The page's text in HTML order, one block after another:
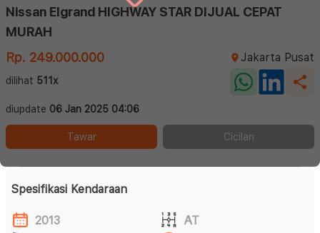
Nissan Elgrand HIGHWAY STAR DIJUAL CEPAT
MURAH
Rp. 249.000.000
Jakarta Pusat
dilihat 511x
diupdate 06 Jan 2025 04:06
Tawar Cicilan
Spesifikasi Kendaraan
2013
AT